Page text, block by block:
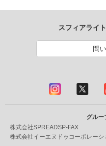
スフィアライ
問
グルー
株式会社SPREADSP-FAX
株式会社イーエヌドゥコーポレーシ